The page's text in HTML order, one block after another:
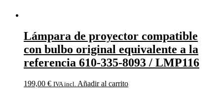
Lámpara de proyector compatible
con bulbo original equivalente a la
referencia 610-335-8093 / LMP116
199,00 € IVA incl. Añadir al carrito